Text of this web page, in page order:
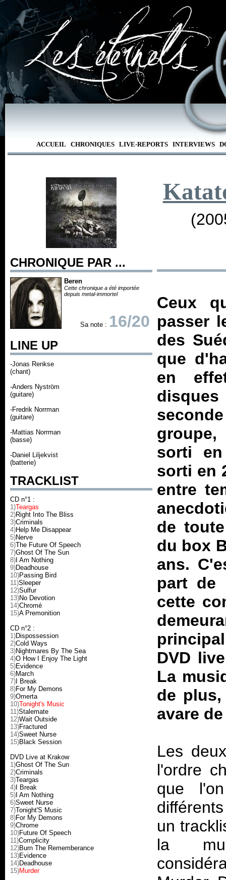
ACCUEIL CHRONIQUES LIVE-REPORTS INTERVIEWS
CHRONIQUE PAR ...
Beren
Cette chronique a été importée
depuis metal-immortel
Sa note : 16/20
LINE UP
-Jonas Renkse
(chant)
-Anders Nyström
(guitare)
-Fredrik Norrman
(guitare)
-Mattias Norrman
(basse)
-Daniel Liljekvist
(batterie)
TRACKLIST
CD n°1 :
1)Teargas
2)Right Into The Bliss
3)Criminals
4)Help Me Disappear
5)Nerve
6)The Future Of Speech
7)Ghost Of The Sun
8) I Am Nothing
9)Deadhouse
10)Passing Bird
11)Sleeper
12)Sulfur
13)No Devotion
14)Chromé
15)A Premonition
CD n°2 :
1)Dispossession
2)Cold Ways
3)Nightmares By The Sea
4)O How I Enjoy The Light
5)Evidence
6)March
7) I Break
8)For My Demons
9)Omerta
10)Tonight's Music
11)Stalemate
12)Wait Outside
13)Fractured
14)Sweet Nurse
15)Black Session
DVD Live at Krakow
1)Ghost Of The Sun
2)Criminals
3)Teargas
4) I Break
5) I Am Nothing
6)Sweet Nurse
7)Tonight'S Music
8)For My Demons
9)Chrome
10)Future Of Speech
11)Complicity
12)Burn The Rememberance
13)Evidence
14)Deadhouse
15)Murder
Ceux
passer
des
que
en
disques
sorti
sorti en
entre
de
du box
ans.
part de
cette
DVD
La
de
avare
Les
l'ordre
que
un
la